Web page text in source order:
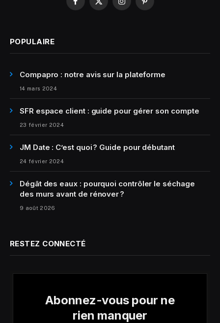
Facebook
X
InstagramPinterest
POPULAIRE
Compapro : notre avis sur la plateforme
14 mars 2024
SFR espace client : guide pour gérer son compte
23 février 2024
JM Date : C’est quoi ? Guide pour débutant
24 février 2024
Dégât des eaux : pourquoi contrôler le séchage
des murs avant de rénover ?
9 août 2026
RESTEZ CONNECTÉ
Abonnez-vous pour ne
rien manquer